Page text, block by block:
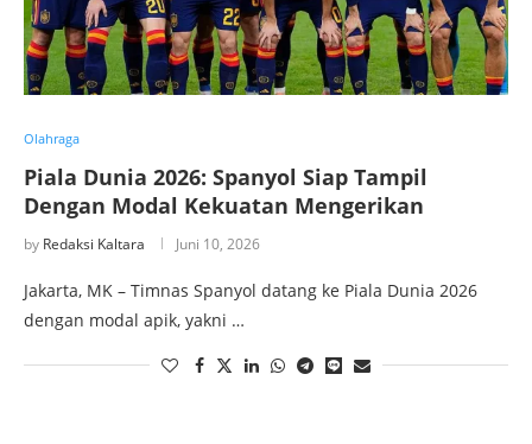
Olahraga
Piala Dunia 2026: Spanyol Siap Tampil
Dengan Modal Kekuatan Mengerikan
by Redaksi Kaltara Juni 10, 2026
Jakarta, MK – Timnas Spanyol datang ke Piala Dunia 2026
dengan modal apik, yakni …